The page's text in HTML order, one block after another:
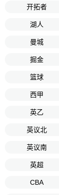
开拓者
湖人
曼城
掘金
篮球
西甲
英乙
英议北
英议南
英超
CBA